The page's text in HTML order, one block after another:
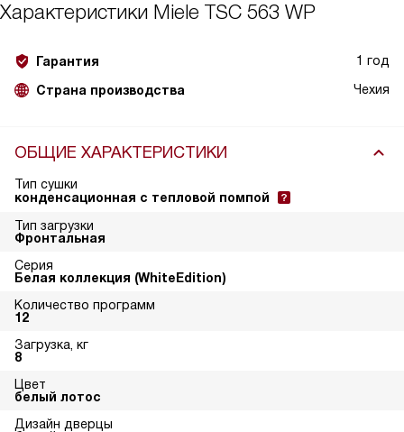
Характеристики Miele TSC 563 WP
Гарантия 1 год
Страна производства Чехия
ОБЩИЕ ХАРАКТЕРИСТИКИ
Тип сушки
конденсационная с тепловой помпой
Тип загрузки
Фронтальная
Серия
Белая коллекция (WhiteEdition)
Количество программ
12
Загрузка, кг
8
Цвет
белый лотос
Дизайн дверцы